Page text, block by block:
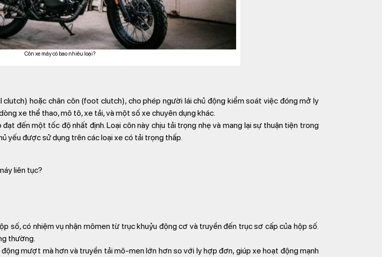
Côn xe máy có bao nhiêu loại?
hoặc chân côn (foot clutch), cho phép người lái chủ động kiểm soát việc đóng mở ly
xe thể thao, mô tô, xe tải, và một số xe chuyên dụng khác.
đến một tốc độ nhất định. Loại côn này chịu tải trọng nhẹ và mang lại sự thuận tiện trong
yếu được sử dụng trên các loại xe có tải trọng thấp.
liên tục?
số, có nhiệm vụ nhận mômen từ trục khuỷu động cơ và truyền đến trục sơ cấp của hộp số.
thường.
mượt mà hơn và truyền tải mô-men lớn hơn so với ly hợp đơn, giúp xe hoạt động mạnh